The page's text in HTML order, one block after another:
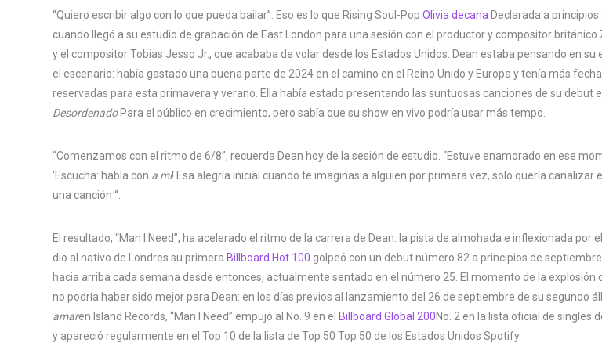
“Quiero escribir algo con lo que pueda bailar”. Eso es lo que Rising Soul-Pop Olivia decana Declarada a
cuando llegó a su estudio de grabación de East London para una sesión con el productor y compositor británico
y el compositor Tobias Jesso Jr., que acababa de volar desde los Estados Unidos. Dean estaba pensando en su
el escenario: había gastado una buena parte de 2024 en el camino en el Reino Unido y Europa y tenía más
reservadas para esta primavera y verano. Ella había estado presentando las suntuosas canciones de su debut
DesordenadoPara el público en crecimiento, pero sabía que su show en vivo podría usar más tempo.
“Comenzamos con el ritmo de 6/8”, recuerda Dean hoy de la sesión de estudio. “Estuve enamorado en ese
'Escucha: habla con a mí! Esa alegría inicial cuando te imaginas a alguien por primera vez, solo quería canalizar
una canción “.
El resultado, “Man I Need”, ha acelerado el ritmo de la carrera de Dean: la pista de almohada e inflexionada por
dio al nativo de Londres su primera Billboard Hot 100 golpeó con un debut número 82 a principios de
hacia arriba cada semana desde entonces, actualmente sentado en el número 25. El momento de la explosión
no podría haber sido mejor para Dean: en los días previos al lanzamiento del 26 de septiembre de su segundo
amaren Island Records, “Man I Need” empujó al No. 9 en el Billboard Global 200No. 2 en la lista oficial de singles
y apareció regularmente en el Top 10 de la lista de Top 50 Top 50 de los Estados Unidos Spotify.